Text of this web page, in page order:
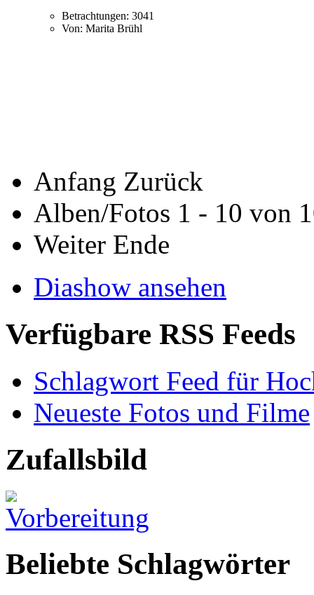
Betrachtungen: 3041
Von: Marita Brühl
Anfang Zurück
Alben/Fotos 1 - 10 von
Weiter Ende
Diashow ansehen
Verfügbare RSS Feeds
Schlagwort Feed für
Neueste Fotos und Filme
Zufallsbild
Beliebte Schlagwörter